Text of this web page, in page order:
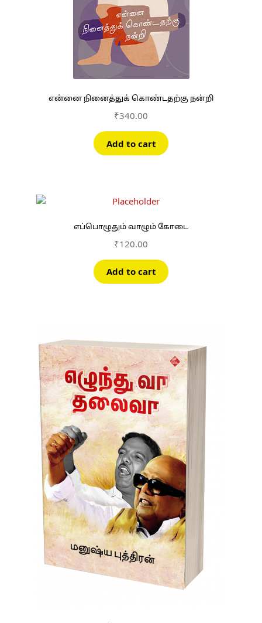
என்னை நினைத்துக் கொண்டதற்கு நன்றி
₹340.00
Add to cart
எப்பொழுதும் வாழும் கோடை
₹120.00
Add to cart